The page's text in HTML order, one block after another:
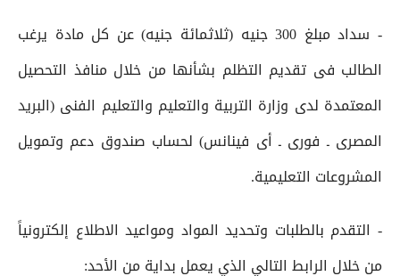
- سداد مبلغ 300 جنيه (ثلاثمائة جنيه) عن كل مادة يرغب
الطالب فى تقديم التظلم بشأنها من خلال منافذ التحصيل
المعتمدة لدى وزارة التربية والتعليم والتعليم الفنى (البريد
المصرى ـ فورى ـ أى فينانس) لحساب صندوق دعم وتمويل
المشروعات التعليمية.
- التقدم بالطلبات وتحديد المواد ومواعيد الاطلاع إلكترونياً
من خلال الرابط التالي الذي يعمل بداية من الأحد: